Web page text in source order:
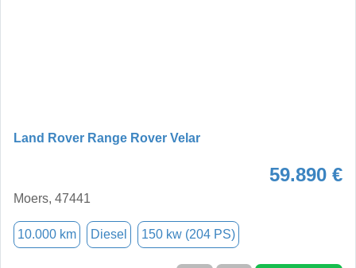
Land Rover Range Rover Velar
59.890 €
Moers, 47441
10.000 km Diesel 150 kw (204 PS)